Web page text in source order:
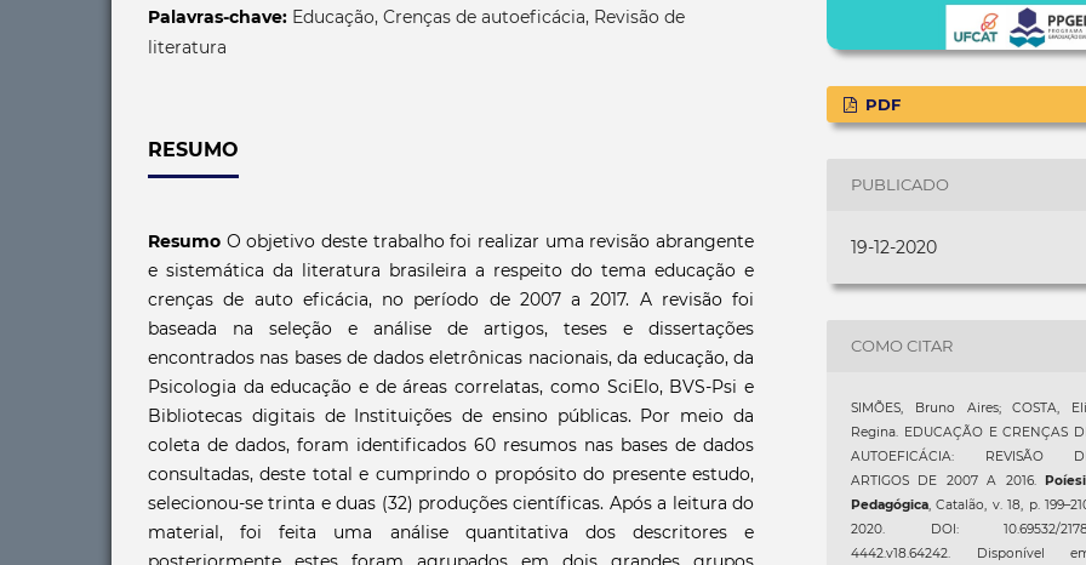
Palavras-chave: Educação, Crenças de autoeficácia, Revisão de
literatura
RESUMO
Resumo O objetivo deste trabalho foi realizar uma revisão abrangente
e sistemática da literatura brasileira a respeito do tema educação e
crenças de auto eficácia, no período de 2007 a 2017. A revisão foi
baseada na seleção e análise de artigos, teses e dissertações
encontrados nas bases de dados eletrônicas nacionais, da educação, da
Psicologia da educação e de áreas correlatas, como SciElo, BVS-Psi e
Bibliotecas digitais de Instituições de ensino públicas. Por meio da
coleta de dados, foram identificados 60 resumos nas bases de dados
consultadas, deste total e cumprindo o propósito do presente estudo,
selecionou-se trinta e duas (32) produções científicas. Após a leitura do
material, foi feita uma análise quantitativa dos descritores e
PDF
PUBLICADO
19-12-2020
COMO CITAR
SIMÕES, Bruno Aires; COSTA,
Regina. EDUCAÇÃO E CRENÇAS
AUTOEFICÁCIA: REVISÃO
ARTIGOS DE 2007 A 2016.
Pedagógica, Catalão, v. 18, p.
2020. DOI: 10.69532/
4442.v18.64242. Disponível